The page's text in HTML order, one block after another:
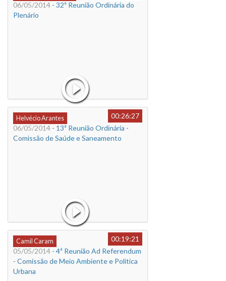
06/05/2014 - 32ª Reunião Ordinária do
Plenário
Helvécio Arantes
00:26:27
06/05/2014 - 13ª Reunião Ordinária -
Comissão de Saúde e Saneamento
Camil Caram
00:19:21
05/05/2014 - 4ª Reunião Ad Referendum
- Comissão de Meio Ambiente e Política
Urbana